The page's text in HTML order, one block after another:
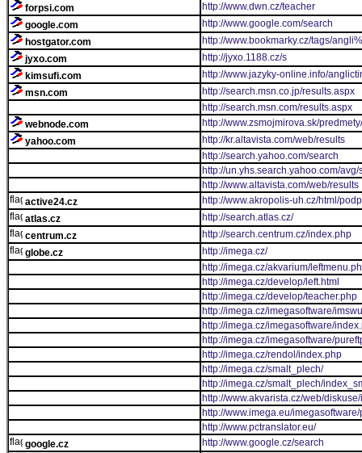
forpsi.com
http://www.dwn.cz/teacher
google.com
http://www.google.com/search
hostgator.com
http://www.bookmarky.cz/tags/
jyxo.com
http://jyxo.1188.cz/s
kimsufi.com
http://www.jazyky-online.info/
msn.com
http://search.msn.co.jp/results.aspx
http://search.msn.com/results.aspx
webnode.com
http://www.zsmojmirova.sk/predmety/
yahoo.com
http://kr.altavista.com/web/results
http://search.yahoo.com/search
http://un.yhs.search.yahoo.com/avg/
http://www.altavista.com/web/results
active24.cz
http://www.akropolis-uh.cz/html/
atlas.cz
http://search.atlas.cz/
centrum.cz
http://search.centrum.cz/index.php
globe.cz
http://imega.cz/
http://imega.cz/akvarium/
http://imega.cz/develop/left.html
http://imega.cz/develop/teacher.php
http://imega.cz/imegasoftware/
http://imega.cz/imegasoftware/
http://imega.cz/imegasoftware/
http://imega.cz/rendol/index.php
http://imega.cz/smalt_plech/
http://imega.cz/smalt_plech/
http://www.akvarista.cz/web/
http://www.imega.eu/
http://www.pctranslator.eu/
google.cz
http://www.google.cz/search